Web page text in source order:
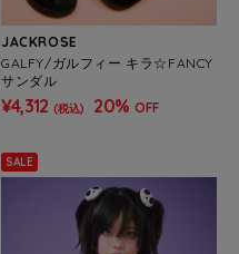
JACKROSE
GALFY/ガルフィー キラ☆FANCY
サンダル
¥4,312 (税込) 20% OFF
SALE